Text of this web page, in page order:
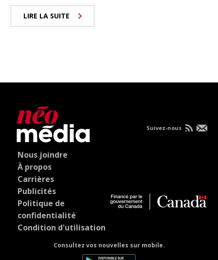
LIRE LA SUITE
Nous joindre
À propos
Carrières
Publicités
Politique de
confidentialité
Condition d'utilisation
Consultez vos nouvelles sur mobile.
Suivez-nous